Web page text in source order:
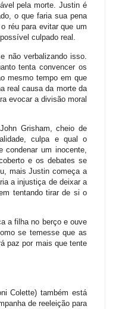
pela morte. Justin é
o que faria sua pena
réu para evitar que um
culpado real.
não verbalizando isso.
tenta convencer os
mesmo tempo em que
real causa da morte da
evocar a divisão moral
Grisham, cheio de
culpa e qual o
um inocente,
e os debates se
mais Justin começa a
a injustiça de deixar a
tentando tirar de si o
a filha no berço e ouve
se temesse que as
paz por mais que tente
Colette) também está
de reeleição para